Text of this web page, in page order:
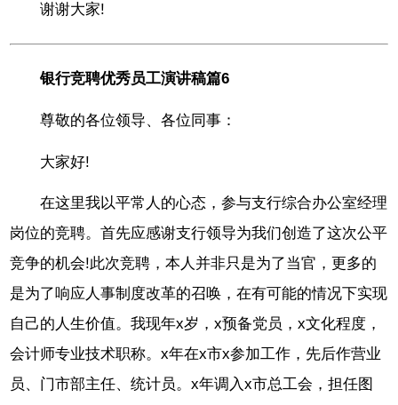
谢谢大家!
银行竞聘优秀员工演讲稿篇6
尊敬的各位领导、各位同事：
大家好!
在这里我以平常人的心态，参与支行综合办公室经理
岗位的竞聘。首先应感谢支行领导为我们创造了这次公平
竞争的机会!此次竞聘，本人并非只是为了当官，更多的
是为了响应人事制度改革的召唤，在有可能的情况下实现
自己的人生价值。我现年x岁，x预备党员，x文化程度，
会计师专业技术职称。x年在x市x参加工作，先后作营业
员、门市部主任、统计员。x年调入x市总工会，担任图